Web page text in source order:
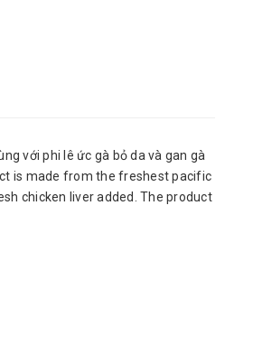
với phi lê ức gà bỏ da và gan gà
is made from the freshest pacific
chicken liver added. The product